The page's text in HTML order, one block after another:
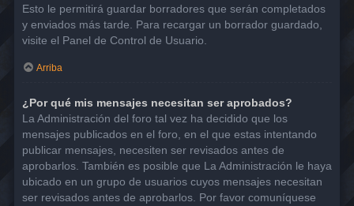
Esto le permitirá guardar borradores que serán completados
y enviados más tarde. Para recargar un borrador guardado,
visite el Panel de Control de Usuario.
Arriba
¿Por qué mis mensajes necesitan ser aprobados?
La Administración del foro tal vez ha decidido que los
mensajes publicados en el foro, en el que estas intentando
publicar mensajes, necesiten ser revisados antes de
aprobarlos. También es posible que La Administración le haya
ubicado en un grupo de usuarios cuyos mensajes necesitan
ser revisados antes de aprobarlos. Por favor comuníquese